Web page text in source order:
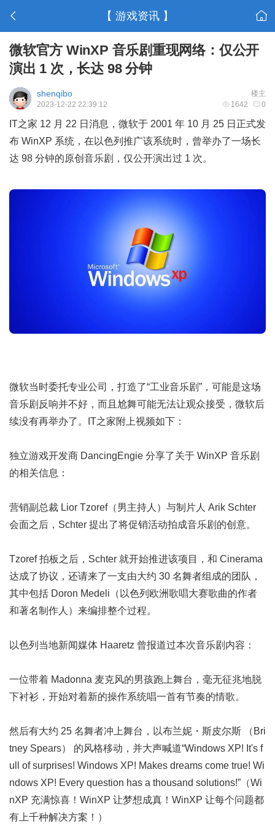
【 游戏资讯 】
微软官方 WinXP 音乐剧重现网络：仅公开
演出 1 次，长达 98 分钟
楼主
shenqibo
1642 0
2023-12-22 22:39:12
IT之家 12 月 22 日消息，微软于 2001 年 10 月 25 日正式发
布 WinXP 系统，在以色列推广该系统时，曾举办了一场长
达 98 分钟的原创音乐剧，仅公开演出过 1 次。
微软当时委托专业公司，打造了“工业音乐剧”，可能是这场
音乐剧反响并不好，而且尬舞可能无法让观众接受，微软后
续没有再举办了。IT之家附上视频如下：
独立游戏开发商 DancingEngie 分享了关于 WinXP 音乐剧
的相关信息：
营销副总裁 Lior Tzoref（男主持人）与制片人 Arik Schter
会面之后，Schter 提出了将促销活动拍成音乐剧的创意。
Tzoref 拍板之后，Schter 就开始推进该项目，和 Cinerama
达成了协议，还请来了一支由大约 30 名舞者组成的团队，
其中包括 Doron Medeli（以色列欧洲歌唱大赛歌曲的作者
和著名制作人）来编排整个过程。
以色列当地新闻媒体 Haaretz 曾报道过本次音乐剧内容：
一位带着 Madonna 麦克风的男孩跑上舞台，毫无征兆地脱
下衬衫，开始对着新的操作系统唱一首有节奏的情歌。
然后有大约 25 名舞者冲上舞台，以布兰妮・斯皮尔斯 （Bri
tney Spears） 的风格移动，并大声喊道“Windows XP! It's f
ull of surprises! Windows XP! Makes dreams come true! Wi
ndows XP! Every question has a thousand solutions!”（Wi
nXP 充满惊喜！WinXP 让梦想成真！WinXP 让每个问题都
有上千种解决方案！）